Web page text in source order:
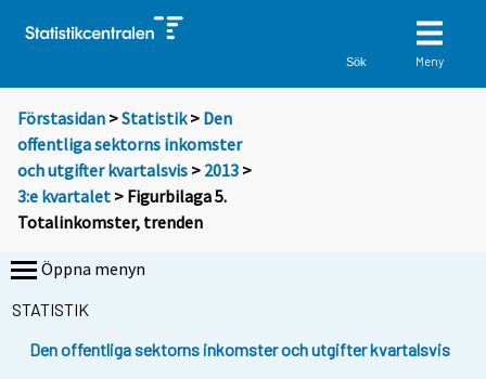
Sök Meny
Förstasidan >Statistik > Den
offentliga sektorns inkomster
och utgifter kvartalsvis > 2013 >
3:e kvartalet > Figurbilaga 5.
Totalinkomster, trenden
Öppna menyn
STATISTIK
Den offentliga sektorns inkomster och utgifter kvartalsvis